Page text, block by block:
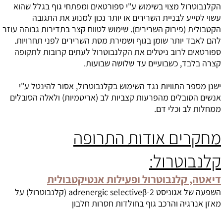
הקלנבוטרול מצוי בשימוש ע"י ספורטאים ומפתחי גוף בגלל שהוא
עשוי לסייע לבניית השרירים או יותר נכון למנוע את התגובה
הקטבולית (פירוק השרירים). שימוש לטווח קצר בתדירות גבוהה עוזר
להם לאבד יותר שומן בגוף ושמירת מסת השרירים לפני תחרויות.
ספורטאים לרוב ניטלים את הקלנבוטרול לעתים קרובות לתקופה
קצרה בלבד, כשבועיים עד שלושה שבועות.
ישנן מספר התוויות נגד השימוש בקלנבוטרול, אסור להינטל ע"י
אנשים הסובלים מהפרעות קצביות לב (אריטמיות) ולאלה הסובלים
ממחלות לב וכלי דם.
מחקרים אודות התרופה
קלנבוטרול:
דיאטה, קלנבוטרול ופעילות אנטיקטבולית
השפעה של אגוניסט 2-adrenergic selectiveβ (קלנבוטרול) על
מאזן אנרגיה והרכב גוף בחולדות חסרות חלבון